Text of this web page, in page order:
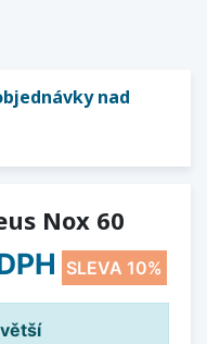
nad
Nox 60
SLEVA 10%